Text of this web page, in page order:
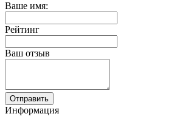
Ваше имя:
Рейтинг
Ваш отзыв
Отправить
Информация